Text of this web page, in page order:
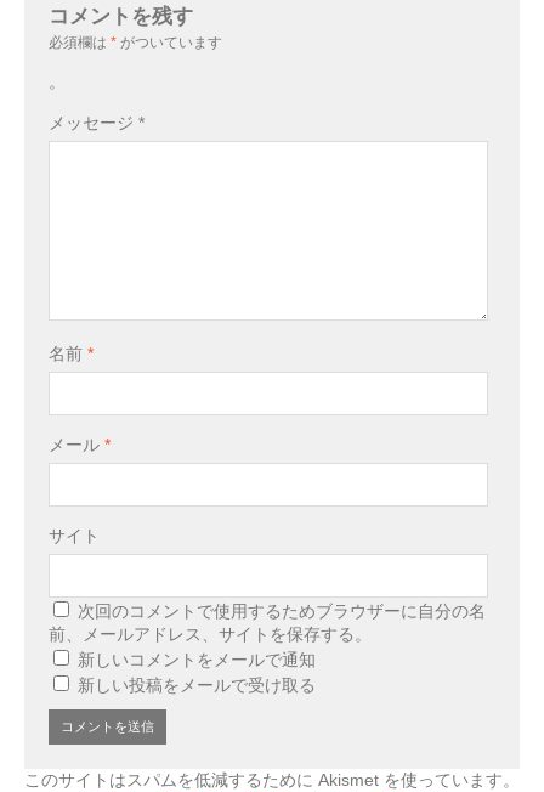
コメントを残す
必須欄は * がついています
。
メッセージ *
名前 *
メール *
サイト
次回のコメントで使用するためブラウザーに自分の名
前、メールアドレス、サイトを保存する。
新しいコメントをメールで通知
新しい投稿をメールで受け取る
このサイトはスパムを低減するために Akismet を使っています。